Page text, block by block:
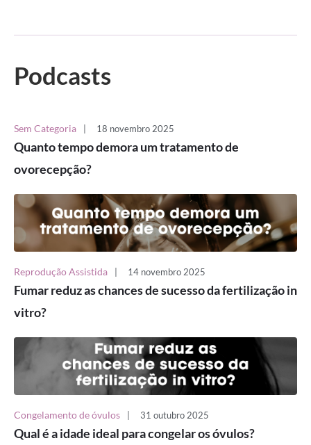
Podcasts
Sem Categoria | 18 novembro 2025
Quanto tempo demora um tratamento de
ovorecepção?
Reprodução Assistida | 14 novembro 2025
Fumar reduz as chances de sucesso da fertilização in
vitro?
Congelamento de óvulos | 31 outubro 2025
Qual é a idade ideal para congelar os óvulos?